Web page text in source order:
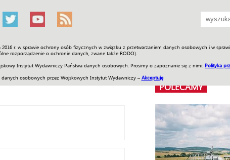
r. w sprawie ochrony osób fizycznych w związku z przetwarzaniem danych osobowych i w
rozporządzenie o ochronie danych, zwane także RODO).
Instytut Wydawniczy Państwa danych osobowych. Prosimy o zapoznanie się z nimi: Polityka
osobowych przez Wojskowych Instytut Wydawniczy – Akceptuję
Historia Galerie Wideo ENGLISH SKLEP Jednodniówki
POLECAMY